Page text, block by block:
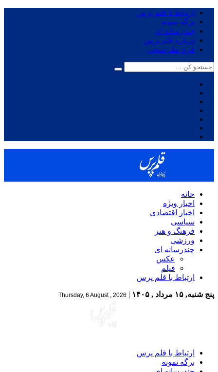
ارتباط با قلم پرس
برگه نمونه
چندرسانه ای
درباره قلم پرس
فرم نظرسنجی
خانه
اخبار ویژه
اخبار اقتصادی
سیاسی
فرهنگ و هنر
ورزشی
چندرسانه ای
عکس
فیلم
ارتباط با قلم پرس
پنج شنبه, ۱۵ مرداد , ۱۴۰۵ |
Thursday, 6 August , 2026
ارتباط با قلم پرس
برگه نمونه